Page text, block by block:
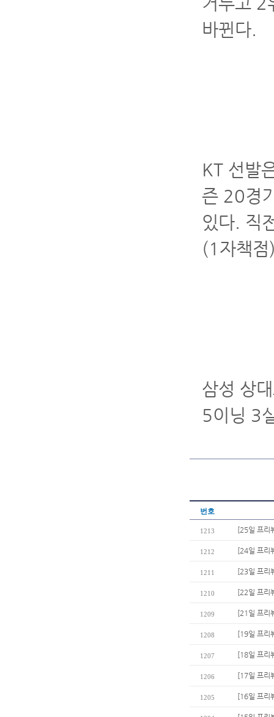
바뀐다.
KT 선발
즌 20경
있다. 직
(1자책
삼성 상
5이닝 3
번호
1213 [25일 프리
1212 [24일 프리
1211 [23일 프리
1210 [22일 프리
1209 [21일 프리
1208 [19일 프리
1207 [18일 프리
1206 [17일 프리
1205 [16일 프리